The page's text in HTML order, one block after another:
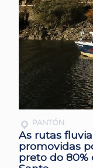
PANTÓN
As rutas
promovidas
preto do 80%